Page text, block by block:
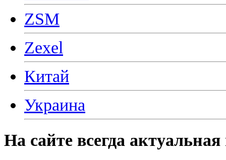
ZSM
Zexel
Китай
Украина
На сайте всегда